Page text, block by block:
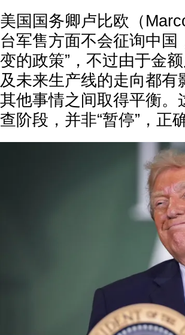
美国国务卿卢比欧（
台军售方面不会征询中国
变的政策”，不过由于金
及未来生产线的走向都有
其他事情之间取得平衡
查阶段，并非“暂停”，正